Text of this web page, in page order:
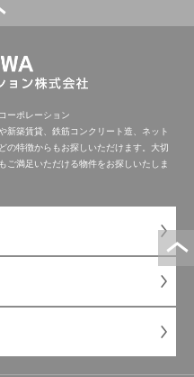
ーポレーション
新築賃貸、鉄筋コンクリート造、ネット
の特徴からもお探しいただけます。大切
ご満足いただける物件をお探しいたしま